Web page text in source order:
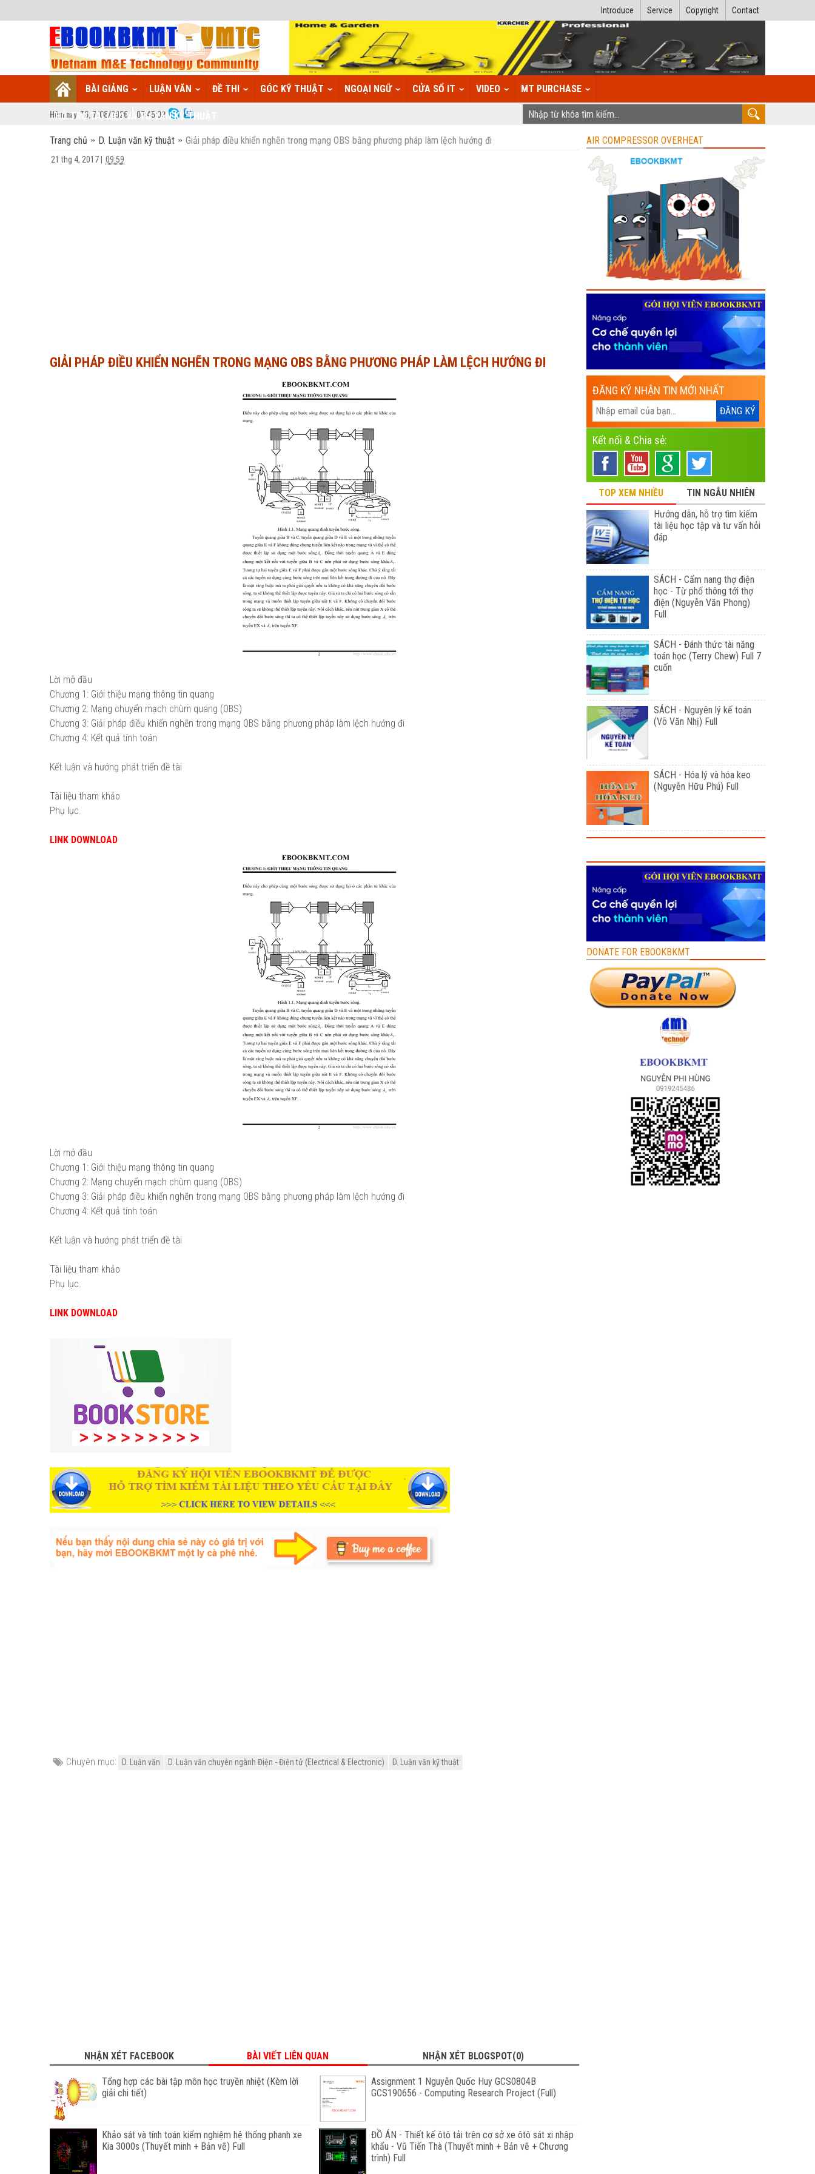
Contact
Copyright
Service
Introduce
BÀI GIẢNG LUẬN VĂN ĐỀ THI GÓC KỸ THUẬT NGOẠI NGỮ CỬA SỔ IT VIDEO MT PURCHASE
HỖ TRỢ TÀI LIỆU VÀ TƯ VẤN KỸ THUẬT
Hôm nay: T6, 7/08/2026 07:45:03
Trang chủ D. Luận văn kỹ thuật Giải pháp điều khiển nghẽn trong mạng OBS bằng phương pháp làm lệch hướng đi
21 thg 4, 2017 09:59
GIẢI PHÁP ĐIỀU KHIỂN NGHẼN TRONG MẠNG OBS BẰNG PHƯƠNG PHÁP LÀM LỆCH HƯỚNG ĐI
Lời mở đầu
Chương 1: Giới thiệu mạng thông tin quang
Chương 2: Mạng chuyển mạch chùm quang (OBS)
Chương 3: Giải pháp điều khiển nghẽn trong mạng OBS bằng phương pháp làm lệch hướng đi
Chương 4: Kết quả tính toán
Kết luận và hướng phát triển đề tài
Tài liệu tham khảo
Phụ lục.
LINK DOWNLOAD
Lời mở đầu
Chương 1: Giới thiệu mạng thông tin quang
Chương 2: Mạng chuyển mạch chùm quang (OBS)
Chương 3: Giải pháp điều khiển nghẽn trong mạng OBS bằng phương pháp làm lệch hướng đi
Chương 4: Kết quả tính toán
Kết luận và hướng phát triển đề tài
Tài liệu tham khảo
Phụ lục.
LINK DOWNLOAD
Chuyên mục: D. Luận văn D. Luận văn chuyên ngành Điện - Điện tử (Electrical & Electronic) D. Luận văn kỹ thuật
NHẬN XÉT FACEBOOK BÀI VIẾT LIÊN QUAN NHẬN XÉT BLOGSPOT(0)
Tổng hợp các bài tập môn học truyền nhiệt (Kèm lờì
giải chi tiết)
Assignment 1 Nguyễn Quốc Huy GCS0804B
GCS190656 - Computing Research Project (Full)
Khảo sát và tính toán kiểm nghiệm hệ thống phanh xe
Kia 3000s (Thuyết minh + Bản vẽ) Full
ĐỒ ÁN - Thiết kế ôtô tải trên cơ sở xe ôtô sát xi nhập
khẩu - Vũ Tiến Thà (Thuyết minh + Bản vẽ + Chương
trình) Full
AIR COMPRESSOR OVERHEAT
ĐĂNG KÝ NHẬN TIN MỚI NHẤT
Kết nối & Chia sẻ:
TOP XEM NHIỀU
TIN NGẪU NHIÊN
Hướng dẫn, hỗ trợ tìm kiếm
tài liệu học tập và tư vấn hỏi
đáp
SÁCH - Cẩm nang thợ điện
học - Từ phổ thông tới thợ
điện (Nguyễn Văn Phong)
Full
SÁCH - Đánh thức tài năng
toán học (Terry Chew) Full 7
cuốn
SÁCH - Nguyên lý kế toán
(Võ Văn Nhị) Full
SÁCH - Hóa lý và hóa keo
(Nguyễn Hữu Phú) Full
DONATE FOR EBOOKBKMT